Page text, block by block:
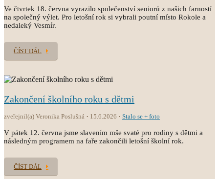
Ve čtvrtek 18. června vyrazilo společenství seniorů z našich farností
na společný výlet. Pro letošní rok si vybrali poutní místo Rokole a
nedaleký Vesmír.
ČÍST DÁL
Zakončení školního roku s dětmi
zveřejnil(a) Veronika Poslušná 15.6.2026 Stalo se + foto
V pátek 12. června jsme slavením mše svaté pro rodiny s dětmi a
následným programem na faře zakončili letošní školní rok.
ČÍST DÁL